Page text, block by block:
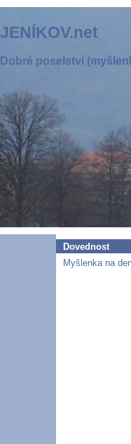
JENÍKOV.net
Dobré poselství
Dovednost
Myšlenka na